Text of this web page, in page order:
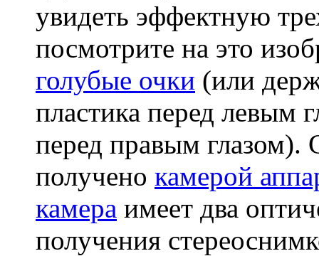
увидеть эффектную
посмотрите на это
голубые очки (или
пластика перед левым
перед правым глазом).
получено камерой
камера имеет два
получения